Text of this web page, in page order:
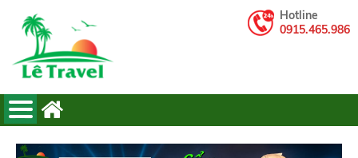
Hotline
0915.465.986